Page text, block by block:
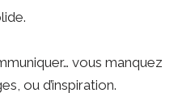
vous manquez
ou d’inspiration.